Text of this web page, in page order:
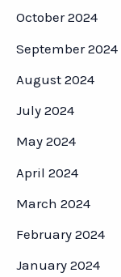
October 2024
September 2024
August 2024
July 2024
May 2024
April 2024
March 2024
February 2024
January 2024